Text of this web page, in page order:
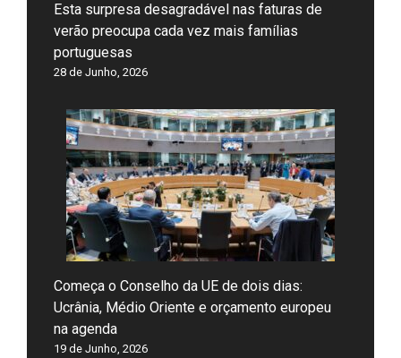
Esta surpresa desagradável nas faturas de
verão preocupa cada vez mais famílias
portuguesas
28 de Junho, 2026
Começa o Conselho da UE de dois dias:
Ucrânia, Médio Oriente e orçamento europeu
na agenda
19 de Junho, 2026